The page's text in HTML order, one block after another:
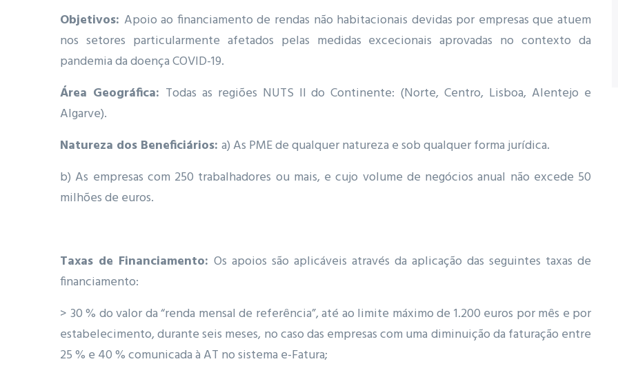
Objetivos: Apoio ao financiamento de rendas não habitacionais devidas por empresas que atuem
nos setores particularmente afetados pelas medidas excecionais aprovadas no contexto da
pandemia da doença COVID-19.
Área Geográfica: Todas as regiões NUTS II do Continente: (Norte, Centro, Lisboa, Alentejo e
Algarve).
Natureza dos Beneficiários: a) As PME de qualquer natureza e sob qualquer forma jurídica.
b) As empresas com 250 trabalhadores ou mais, e cujo volume de negócios anual não excede 50
milhões de euros.
Taxas de Financiamento: Os apoios são aplicáveis através da aplicação das seguintes taxas de
financiamento:
> 30 % do valor da “renda mensal de referência”, até ao limite máximo de 1.200 euros por mês e por
estabelecimento, durante seis meses, no caso das empresas com uma diminuição da faturação entre
25 % e 40 % comunicada à AT no sistema e-Fatura;